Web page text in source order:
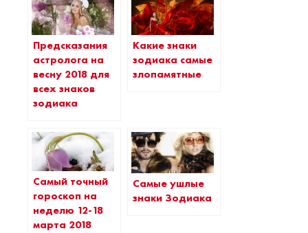
Предсказания
астролога на
весну 2018 для
всех знаков
зодиака
Какие знаки
зодиака самые
злопамятные
Самый точный
гороскоп на
неделю 12-18
марта 2018
Самые ушлые
знаки Зодиака